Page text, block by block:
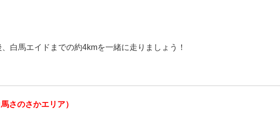
白馬エイドまでの約4kmを一緒に走りましょう！
さのさかエリア）